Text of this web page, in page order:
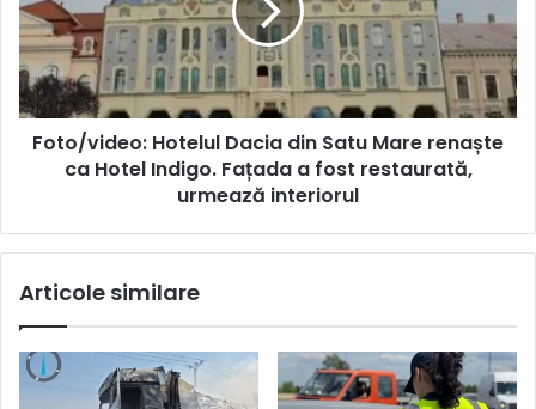
Foto/video: Hotelul Dacia din Satu Mare renaște
ca Hotel Indigo. Fațada a fost restaurată,
urmează interiorul
Articole similare